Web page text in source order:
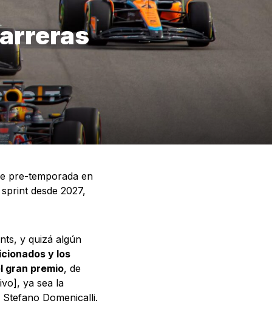
pre-temporada en
desde 2027,
y quizá algún
y los
gran premio, de
ya sea la
Domenicalli.